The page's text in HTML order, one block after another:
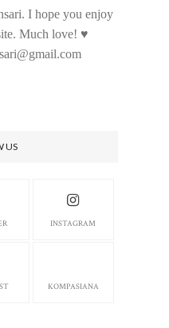
I hope you enjoy
Much love! ♥
US
INSTAGRAM
KOMPASIANA